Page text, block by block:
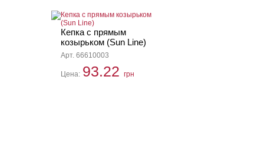
Кепка c прямым
козырьком (Sun Line)
Арт. 66610003
Цена: 93.22 грн